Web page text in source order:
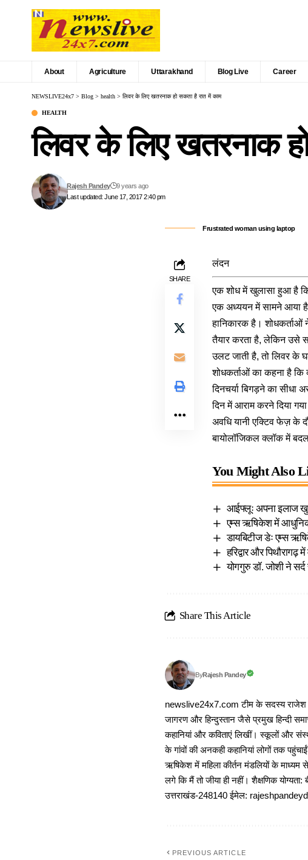
About Agriculture Uttarakhand Blog Live Career
NEWSLIVE24x7 > Blog > health > लिवर के लिए खतरनाक हो सकता है रात में काम
HEALTH
लिवर के लिए खतरनाक
Last updated: June 17, 2017 2:40 pm
Rajesh Pandey 9 years ago
Frustrated woman using laptop
SHARE
लंदन
एक शोध में खुलासा हुआ है
एक अध्ययन में सामने आया है
हानिकारक है। शोधकर्ताओं
तैयार करता है, लेकिन उसे
उलट जाती है, तो लिवर के
शोधकर्ताओं का कहना है कि
दिनचर्या बिगड़ने का सीधा
दिन में आराम करने दिया
अवधि यानी एक्टिव फेज़ के
बायोलॉजिकल क्लॉक में
You Might Also
आईफ्लूः अपना इलाज
एम्स ऋषिकेश में
डायबिटीज डेः एम्स
हरिद्वार और
योगगुरु डॉ. जोशी ने
Share This Article
ByRajesh Pandey
newslive24x7.com टीम के सदस्य राजेश
जागरण और हिन्दुस्तान जैसे प्रमुख हिन्दी
कहानियां और कविताएं लिखीं। स्कूलों और
के गांवों की अनकही कहानियां लोगों तक
ऋषिकेश में महिला कीर्तन मंडलियों के माध्यम
लगे कि मैं तो जीया ही नहीं। शैक्षणिक
उत्तराखंड-248140 ईमेल:
PREVIOUS ARTICLE